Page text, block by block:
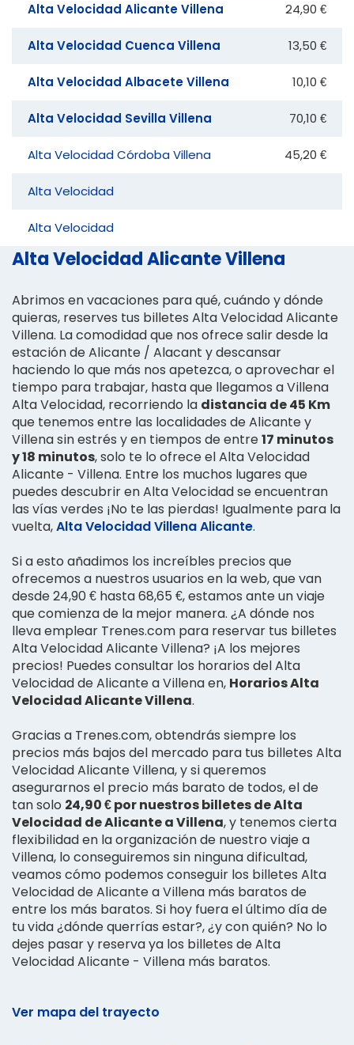
Alta Velocidad Alicante Villena 24,90 €
Alta Velocidad Cuenca Villena 13,50 €
Alta Velocidad Albacete Villena 10,10 €
Alta Velocidad Sevilla Villena 70,10 €
Alta Velocidad Córdoba Villena 45,20 €
Alta Velocidad
Alta Velocidad
Alta Velocidad Alicante Villena
Abrimos en vacaciones para qué, cuándo y dónde
quieras, reserves tus billetes Alta Velocidad Alicante
Villena. La comodidad que nos ofrece salir desde la
estación de Alicante / Alacant y descansar
haciendo lo que más nos apetezca, o aprovechar el
tiempo para trabajar, hasta que llegamos a Villena
Alta Velocidad, recorriendo la distancia de 45 Km
que tenemos entre las localidades de Alicante y
Villena sin estrés y en tiempos de entre17 minutos
y 18 minutos, solo te lo ofrece el Alta Velocidad
Alicante - Villena. Entre los muchos lugares que
puedes descubrir en Alta Velocidad se encuentran
las vías verdes ¡No te las pierdas! Igualmente para la
vuelta,Alta Velocidad Villena Alicante.
Si a esto añadimos los increíbles precios que
ofrecemos a nuestros usuarios en la web, que van
desde 24,90 € hasta 68,65 €, estamos ante un viaje
que comienza de la mejor manera. ¿A dónde nos
lleva emplear Trenes.com para reservar tus billetes
Alta Velocidad Alicante Villena? ¡A los mejores
precios! Puedes consultar los horarios del Alta
Velocidad de Alicante a Villena en, Horarios Alta
Velocidad Alicante Villena.
Gracias a Trenes.com, obtendrás siempre los
precios más bajos del mercado para tus billetes Alta
Velocidad Alicante Villena, y si queremos
asegurarnos el precio más barato de todos, el de
tan solo 24,90 € por nuestros billetes de Alta
Velocidad de Alicante a Villena, y tenemos cierta
flexibilidad en la organización de nuestro viaje a
Villena, lo conseguiremos sin ninguna dificultad,
veamos cómo podemos conseguir los billetes Alta
Velocidad de Alicante a Villena más baratos de
entre los más baratos. Si hoy fuera el último día de
tu vida ¿dónde querrías estar?, ¿y con quién? No lo
dejes pasar y reserva ya los billetes de Alta
Velocidad Alicante - Villena más baratos.
Ver mapa del trayecto